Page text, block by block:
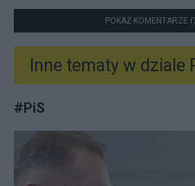
POKAŻ KOMENTARZE
Inne tematy w dziale
#PiS